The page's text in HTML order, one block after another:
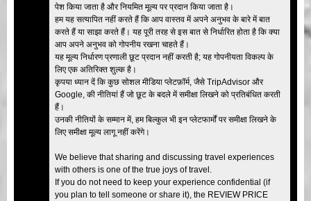
पेश किया जाता है और नियमित मूल्य पर प्रदान किया जाता है।
हम यह सत्यापित नहीं करते हैं कि आप वास्तव में अपने अनुभव के बारे में बात
करते हैं या साझा करते हैं। यह पूरी तरह से इस बात से निर्धारित होता है कि क्या
आप अपने अनुभव को गोपनीय रखना चाहते हैं।
यह मूल्य निर्धारण प्रणाली छूट प्रदान नहीं करती है; यह गोपनीयता विकल्प के
लिए एक अतिरिक्त शुल्क है।
कृपया ध्यान दें कि कुछ सोशल मीडिया प्लेटफ़ॉर्म, जैसे TripAdvisor और
Google, की नीतियां हैं जो छूट के बदले में समीक्षा लिखने को प्रतिबंधित करती
हैं।
उनकी नीतियों के सम्मान में, हम बिल्कुल भी इन प्लेटफार्मों पर समीक्षा लिखने के
लिए समीक्षा मूल्य लागू नहीं करेंगे।
We believe that sharing and discussing travel experiences
with others is one of the true joys of travel.
If you do not need to keep your experience confidential (if
you plan to tell someone or share it), the REVIEW PRICE